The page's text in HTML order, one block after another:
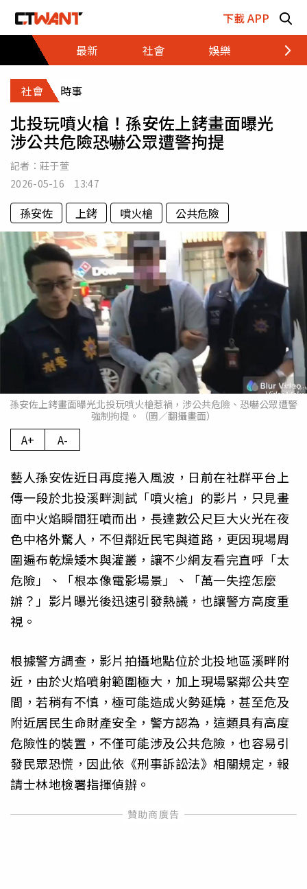
下載 APP
最新
社會 娛樂 財經
社會 時事
北投玩噴火槍！孫安佐上銬畫面曝光
涉公共危險恐嚇公眾遭警拘提
記者： 莊于萱
2026-05-16 13:47
孫安佐 上銬 噴火槍 公共危險
孫安佐上銬畫面曝光北投玩噴火槍惹禍，涉公共危險、恐嚇公眾遭警
強制拘提。（圖／翻攝畫面）
A+ A-
藝人孫安佐近日再度捲入風波，日前在社群平台上
傳一段於北投溪畔測試「噴火槍」的影片，只見畫
面中火焰瞬間狂噴而出，長達數公尺巨大火光在夜
色中格外驚人，不但鄰近民宅與道路，更因現場周
圍遍布乾燥矮木與灌叢，讓不少網友看完直呼「太
危險」、「根本像電影場景」、「萬一失控怎麼
辦？」影片曝光後迅速引發熱議，也讓警方高度重
視。
根據警方調查，影片拍攝地點位於北投地區溪畔附
近，由於火焰噴射範圍極大，加上現場緊鄰公共空
間，若稍有不慎，極可能造成火勢延燒，甚至危及
附近居民生命財產安全，警方認為，這類具有高度
危險性的裝置，不僅可能涉及公共危險，也容易引
發民眾恐慌，因此依《刑事訴訟法》相關規定，報
請士林地檢署指揮偵辦。